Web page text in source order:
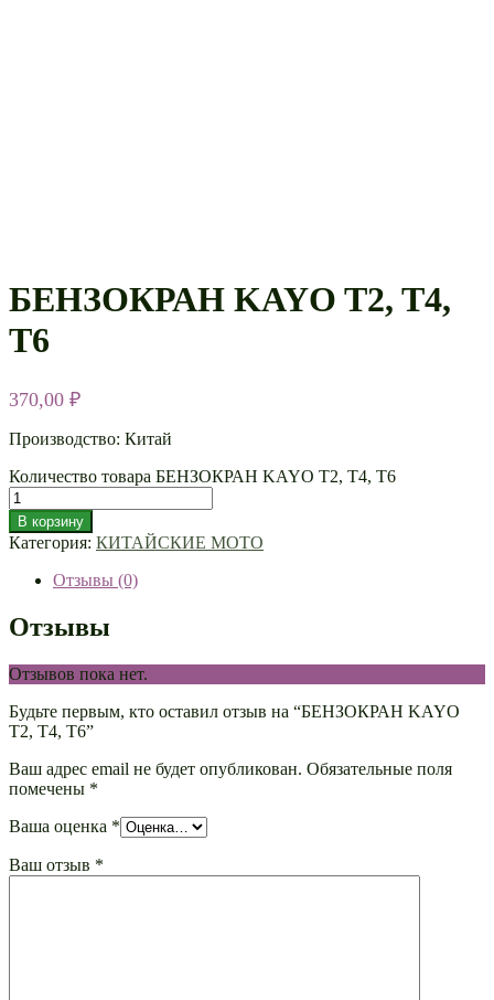
БЕНЗОКРАН KAYO T2, T4,
T6
370,00 ₽
Производство: Китай
Количество товара БЕНЗОКРАН KAYO T2, T4, T6
В корзину
Категория: КИТАЙСКИЕ МОТО
Отзывы (0)
Отзывы
Отзывов пока нет.
Будьте первым, кто оставил отзыв на “БЕНЗОКРАН KAYO
T2, T4, T6”
Ваш адрес email не будет опубликован. Обязательные поля
помечены *
Ваша оценка *
Ваш отзыв *